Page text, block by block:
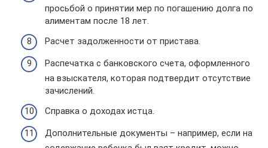
просьбой о принятии мер по погашению долга по
алиментам после 18 лет.
Расчет задолженности от пристава.
Распечатка с банковского счета, оформленного
на взыскателя, которая подтвердит отсутствие
зачислений.
Справка о доходах истца.
Дополнительные документы – например, если на